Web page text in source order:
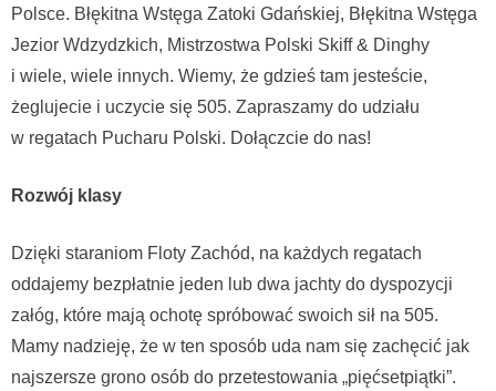
Polsce. Błękitna Wstęga Zatoki Gdańskiej, Błękitna Wstęga
Jezior Wdzydzkich, Mistrzostwa Polski Skiff & Dinghy
i wiele, wiele innych. Wiemy, że gdzieś tam jesteście,
żeglujecie i uczycie się 505. Zapraszamy do udziału
w regatach Pucharu Polski. Dołączcie do nas!
Rozwój klasy
Dzięki staraniom Floty Zachód, na każdych regatach
oddajemy bezpłatnie jeden lub dwa jachty do dyspozycji
załóg, które mają ochotę spróbować swoich sił na 505.
Mamy nadzieję, że w ten sposób uda nam się zachęcić jak
najszersze grono osób do przetestowania „pięćsetpiątki”.